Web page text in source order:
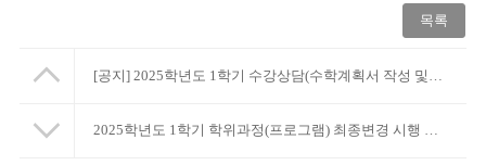
목록
[공지] 2025학년도 1학기 수강상담(수학계획서 작성 및 온라인 수강상담) 시행 안내
2025학년도 1학기 학위과정(프로그램) 최종변경 시행 안내